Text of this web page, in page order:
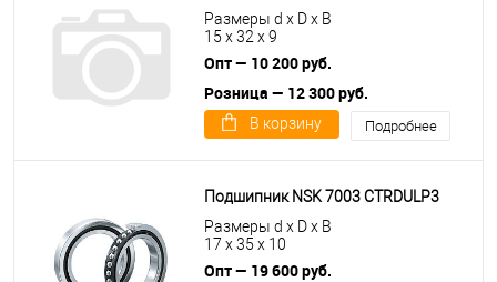
Размеры d x D x B
15 x 32 x 9
Опт — 10 200 руб.
Розница — 12 300 руб.
В корзину Подробнее
Подшипник NSK 7003 CTRDULP3
Размеры d x D x B
17 x 35 x 10
Опт — 19 600 руб.